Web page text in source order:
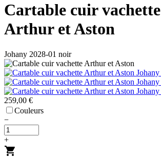
Cartable cuir vachette
Arthur et Aston
Johany 2028-01 noir
259,00 €
Couleurs
−
+
shopping_cart